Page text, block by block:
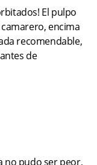
El pulpo
encima
recomendable,
de
no pudo ser peor,